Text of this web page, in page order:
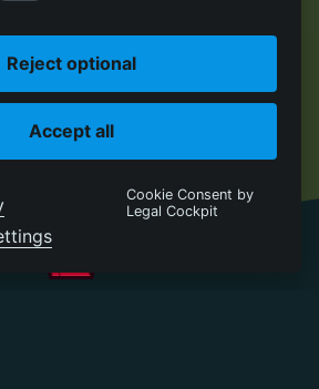
Reject optional
Accept all
Cookie Consent by
Legal Cockpit